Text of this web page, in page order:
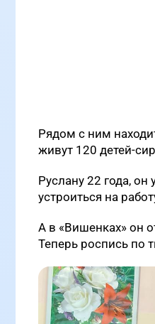
Рядом с ним
живут 120 детей-
Руслану 22 года,
устроиться на
А в «Вишенках» он
Теперь роспись по